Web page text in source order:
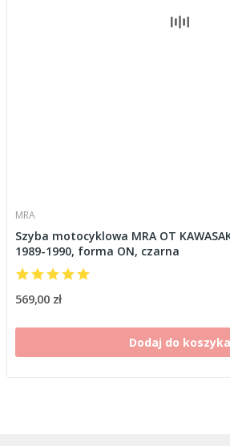
MRA
Szyba motocyklowa MRA OT
1989-1990, forma ON, czarna
569,00 zł
Dodaj do koszyka